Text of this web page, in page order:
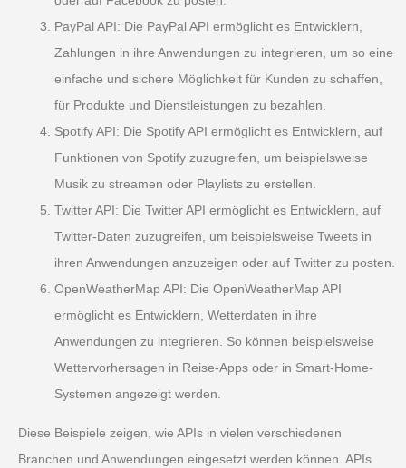
PayPal API: Die PayPal API ermöglicht es Entwicklern,
Zahlungen in ihre Anwendungen zu integrieren, um so eine
einfache und sichere Möglichkeit für Kunden zu schaffen,
für Produkte und Dienstleistungen zu bezahlen.
Spotify API: Die Spotify API ermöglicht es Entwicklern, auf
Funktionen von Spotify zuzugreifen, um beispielsweise
Musik zu streamen oder Playlists zu erstellen.
Twitter API: Die Twitter API ermöglicht es Entwicklern, auf
Twitter-Daten zuzugreifen, um beispielsweise Tweets in
ihren Anwendungen anzuzeigen oder auf Twitter zu posten.
OpenWeatherMap API: Die OpenWeatherMap API
ermöglicht es Entwicklern, Wetterdaten in ihre
Anwendungen zu integrieren. So können beispielsweise
Wettervorhersagen in Reise-Apps oder in Smart-Home-
Systemen angezeigt werden.
Diese Beispiele zeigen, wie APIs in vielen verschiedenen
Branchen und Anwendungen eingesetzt werden können. APIs